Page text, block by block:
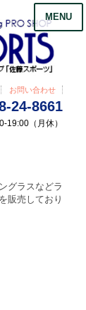
お問い合わせ
24-8661
19:00（月休）
MENU
グラスなどラ
販売しており